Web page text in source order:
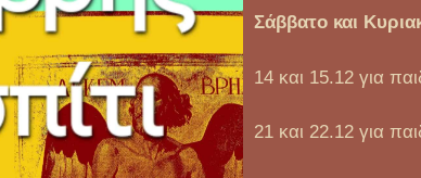
Σάββατο και
14 και 15.12 για
21 και 22.12 για